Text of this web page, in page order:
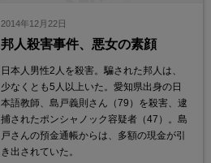
2014年12月22日
邦人殺害事件、悪女の素顔
日本人男性2人を殺害。騙された邦人は、
少なくとも5人以上いた。愛知県出身の日
本語教師、島戸義則さん（79）を殺害、逮
捕されたポンシャノック容疑者（47）。島
戸さんの預金通帳からは、多額の現金が引
き出されていた。